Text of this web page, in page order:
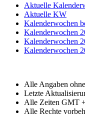
Aktuelle
Aktuelle KW
Kalenderwochen
Kalenderwochen
Kalenderwochen
Kalenderwochen
Alle Angaben
Letzte
Alle Zeiten GMT
Alle Rechte